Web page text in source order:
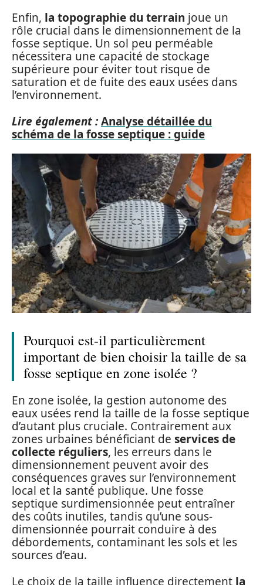
Enfin, la topographie du terrain joue un
rôle crucial dans le dimensionnement de la
fosse septique. Un sol peu perméable
nécessitera une capacité de stockage
supérieure pour éviter tout risque de
saturation et de fuite des eaux usées dans
l’environnement.
Lire également :Analyse détaillée du
schéma de la fosse septique : guide
Pourquoi est-il particulièrement
important de bien choisir la taille de sa
fosse septique en zone isolée ?
En zone isolée, la gestion autonome des
eaux usées rend la taille de la fosse septique
d’autant plus cruciale. Contrairement aux
zones urbaines bénéficiant de services de
collecte réguliers, les erreurs dans le
dimensionnement peuvent avoir des
conséquences graves sur l’environnement
local et la santé publique. Une fosse
septique surdimensionnée peut entraîner
des coûts inutiles, tandis qu’une sous-
dimensionnée pourrait conduire à des
débordements, contaminant les sols et les
sources d’eau.
Le choix de la taille influence directement la